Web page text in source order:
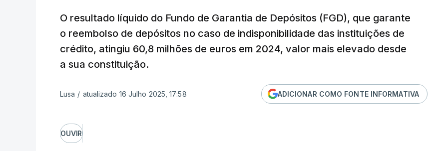
O resultado líquido do Fundo de Garantia de Depósitos (FGD), que garante
o reembolso de depósitos no caso de indisponibilidade das instituições de
crédito, atingiu 60,8 milhões de euros em 2024, valor mais elevado desde
a sua constituição.
Lusa / atualizado 16 Julho 2025, 17:58 ADICIONAR COMO FONTE INFORMATIVA
OUVIR